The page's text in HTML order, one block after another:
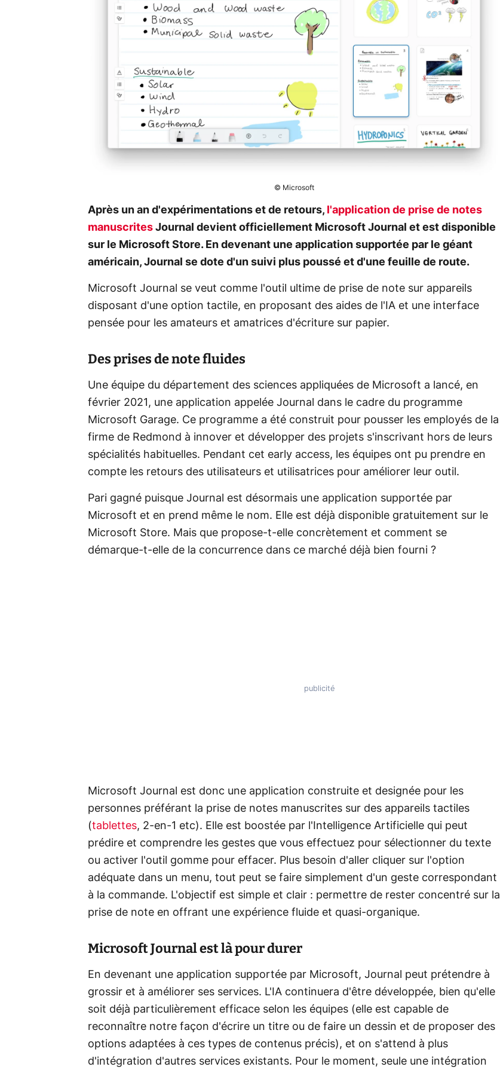
© Microsoft
Après un an d'expérimentations et de retours, l'application de prise de notes
manuscrites Journal devient officiellement Microsoft Journal et est disponible
sur le Microsoft Store. En devenant une application supportée par le géant
américain, Journal se dote d'un suivi plus poussé et d'une feuille de route.
Microsoft Journal se veut comme l'outil ultime de prise de note sur appareils
disposant d'une option tactile, en proposant des aides de l'IA et une interface
pensée pour les amateurs et amatrices d'écriture sur papier.
Des prises de note fluides
Une équipe du département des sciences appliquées de Microsoft a lancé, en
février 2021, une application appelée Journal dans le cadre du programme
Microsoft Garage. Ce programme a été construit pour pousser les employés de la
firme de Redmond à innover et développer des projets s'inscrivant hors de leurs
spécialités habituelles. Pendant cet early access, les équipes ont pu prendre en
compte les retours des utilisateurs et utilisatrices pour améliorer leur outil.
Pari gagné puisque Journal est désormais une application supportée par
Microsoft et en prend même le nom. Elle est déjà disponible gratuitement sur le
Microsoft Store. Mais que propose-t-elle concrètement et comment se
démarque-t-elle de la concurrence dans ce marché déjà bien fourni ?
Microsoft Journal est donc une application construite et designée pour les
personnes préférant la prise de notes manuscrites sur des appareils tactiles
(tablettes, 2-en-1 etc). Elle est boostée par l'Intelligence Artificielle qui peut
prédire et comprendre les gestes que vous effectuez pour sélectionner du texte
ou activer l'outil gomme pour effacer. Plus besoin d'aller cliquer sur l'option
adéquate dans un menu, tout peut se faire simplement d'un geste correspondant
à la commande. L'objectif est simple et clair : permettre de rester concentré sur la
prise de note en offrant une expérience fluide et quasi-organique.
Microsoft Journal est là pour durer
En devenant une application supportée par Microsoft, Journal peut prétendre à
grossir et à améliorer ses services. L'IA continuera d'être développée, bien qu'elle
soit déjà particulièrement efficace selon les équipes (elle est capable de
reconnaître notre façon d'écrire un titre ou de faire un dessin et de proposer des
options adaptées à ces types de contenus précis), et on s'attend à plus
d'intégration d'autres services existants. Pour le moment, seule une intégration